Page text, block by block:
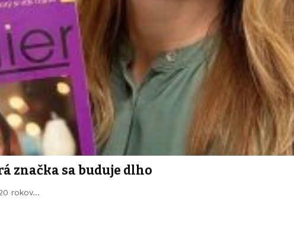
značka sa buduje dlho
rokov…